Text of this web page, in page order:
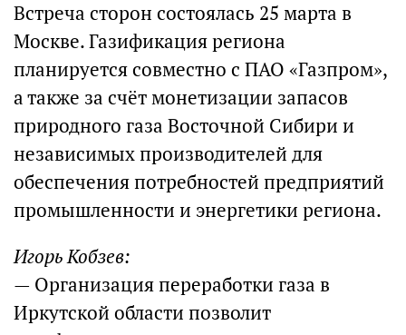
Встреча сторон состоялась 25 марта в
Москве. Газификация региона
планируется совместно с ПАО «Газпром»,
а также за счёт монетизации запасов
природного газа Восточной Сибири и
независимых производителей для
обеспечения потребностей предприятий
промышленности и энергетики региона.
Игорь Кобзев:
— Организация переработки газа в
Иркутской области позволит